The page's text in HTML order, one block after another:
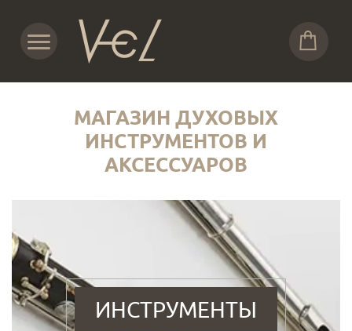
МАГАЗИН ДУХОВЫХ
ИНСТРУМЕНТОВ И
АКСЕССУАРОВ
ИНСТРУМЕНТЫ